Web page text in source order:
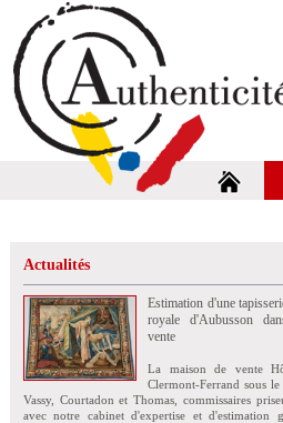
Actualités
Estimation d'une
royale d'Aubusson
vente
La maison de vente
Clermont-Ferrand sous
Vassy, Courtadon et Thomas, commissaires
avec notre cabinet d'expertise et d'estimation